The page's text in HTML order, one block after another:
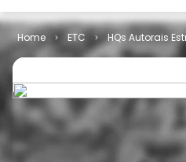
ETC HQs Autorais